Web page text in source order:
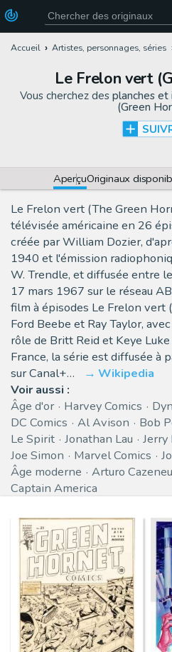
Accueil Artistes, personnages, séries
Le Frelon vert
Vous cherchez des planches
(Green
AperçuOriginaux
Le Frelon vert (The Green
télévisée américaine en 26
créée par William Dozier,
1940 et l'émission
W. Trendle, et diffusée entre
17 mars 1967 sur le réseau
film à épisodes Le Frelon vert
Ford Beebe et Ray Taylor,
rôle de Britt Reid et Keye
France, la série est diffusée à
sur Canal+…
Wikipedia
Voir aussi :
Âge d'or
Harvey Comics
DC Comics
Al Avison Bob
Le Spirit
Jonathan Lau Jerry
Joe Simon
Marvel Comics
Âge moderne
Arturo
Captain America